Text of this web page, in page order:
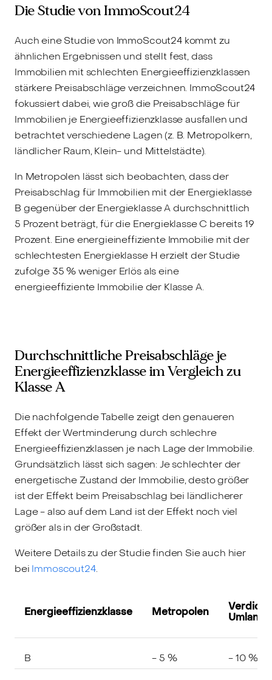
Die Studie von ImmoScout24
Auch eine Studie von ImmoScout24 kommt zu
ähnlichen Ergebnissen und stellt fest, dass
Immobilien mit schlechten Energieeffizienzklassen
stärkere Preisabschläge verzeichnen. ImmoScout24
fokussiert dabei, wie groß die Preisabschläge für
Immobilien je Energieeffizienzklasse ausfallen und
betrachtet verschiedene Lagen (z. B. Metropolkern,
ländlicher Raum, Klein- und Mittelstädte).
In Metropolen lässt sich beobachten, dass der
Preisabschlag für Immobilien mit der Energieklasse
B gegenüber der Energieklasse A durchschnittlich
5 Prozent beträgt, für die Energieklasse C bereits 19
Prozent. Eine energieineffiziente Immobilie mit der
schlechtesten Energieklasse H erzielt der Studie
zufolge 35 % weniger Erlös als eine
energieeffiziente Immobilie der Klasse A.
Durchschnittliche Preisabschläge je
Energieeffizienzklasse im Vergleich zu
Klasse A
Die nachfolgende Tabelle zeigt den genaueren
Effekt der Wertminderung durch schlechre
Energieeffizienzklassen je nach Lage der Immobilie.
Grundsätzlich lässt sich sagen: Je schlechter der
energetische Zustand der Immobilie, desto größer
ist der Effekt beim Preisabschlag bei ländlicherer
Lage - also auf dem Land ist der Effekt noch viel
größer als in der Großstadt.
Weitere Details zu der Studie finden Sie auch hier
bei Immoscout24.
Energieeffizienzklasse Metropolen
Umland
B - 5 % - 10 %